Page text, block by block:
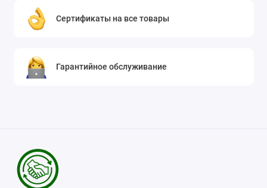
Сертификаты на все товары
Гарантийное обслуживание